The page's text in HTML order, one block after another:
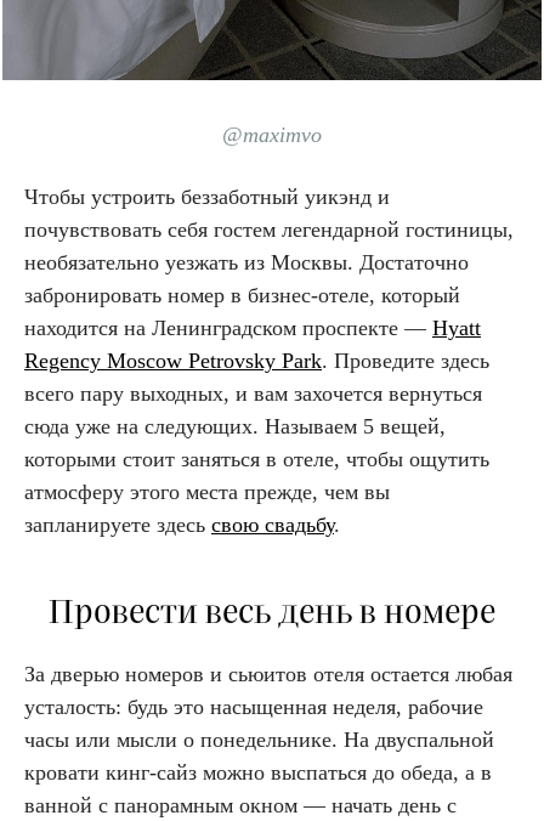
@maximvo
Чтобы устроить беззаботный уикэнд и
почувствовать себя гостем легендарной гостиницы,
необязательно уезжать из Москвы. Достаточно
забронировать номер в бизнес-отеле, который
находится на Ленинградском проспекте — Hyatt
Regency Moscow Petrovsky Park. Проведите здесь
всего пару выходных, и вам захочется вернуться
сюда уже на следующих. Называем 5 вещей,
которыми стоит заняться в отеле, чтобы ощутить
атмосферу этого места прежде, чем вы
запланируете здесь свою свадьбу.
Провести весь день в номере
За дверью номеров и сьюитов отеля остается любая
усталость: будь это насыщенная неделя, рабочие
часы или мысли о понедельнике. На двуспальной
кровати кинг-сайз можно выспаться до обеда, а в
ванной с панорамным окном — начать день с